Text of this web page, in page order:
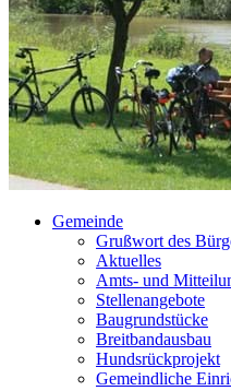
Gemeinde
Grußwort des
Aktuelles
Amts- und
Stellenangebote
Baugrundstücke
Breitbandausbau
Hundsrückprojekt
Gemeindliche